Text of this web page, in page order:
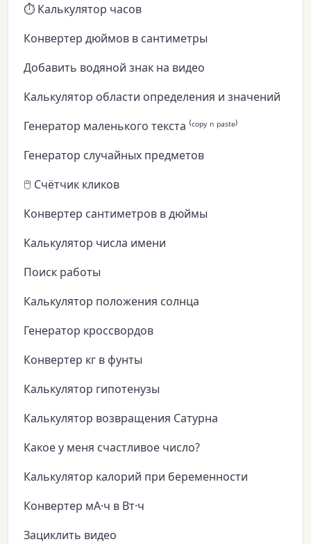
⏱️ Калькулятор часов
Конвертер дюймов в сантиметры
Добавить водяной знак на видео
Калькулятор области определения и значений
Генератор маленького текста ⁽ᶜᵒᵖʸ ⁿ ᵖᵃˢᵗᵉ⁾
Генератор случайных предметов
🖱️ Счётчик кликов
Конвертер сантиметров в дюймы
Калькулятор числа имени
Поиск работы
Калькулятор положения солнца
Генератор кроссвордов
Конвертер кг в фунты
Калькулятор гипотенузы
Калькулятор возвращения Сатурна
Какое у меня счастливое число?
Калькулятор калорий при беременности
Конвертер мА·ч в Вт·ч
Зациклить видео